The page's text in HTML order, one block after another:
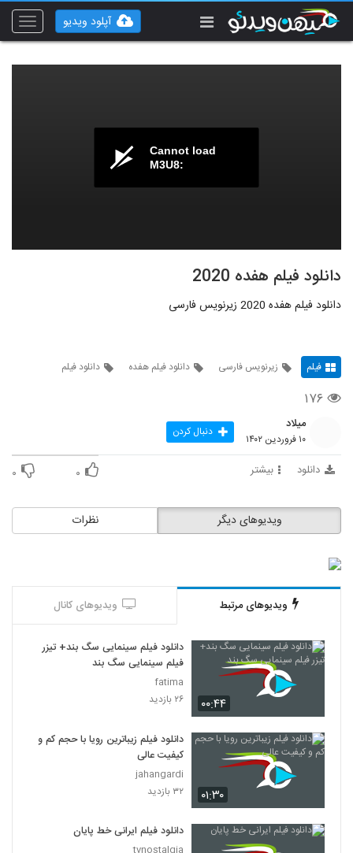
Toggle
آپلود ویدیو
Cannot load
M3U8:
دانلود فیلم هفده 2020
دانلود فیلم هفده 2020 زیرنویس فارسی
فیلم زیرنویس فارسی دانلود فیلم هفده دانلود فیلم
۱۷۶
میلاد
۱۰ فروردین ۱۴۰۲ دنبال کردن
دانلود بیشتر ۰ ۰
نظرات ویدیوهای دیگر
ویدیوهای مرتبط ویدیوهای کانال
۰۰:۴۴
دانلود فیلم سینمایی سگ بند+ تیزر
فیلم سینمایی سگ بند
fatima
۲۶ بازدید
۰۱:۳۰
دانلود فیلم زیباترین رویا با حجم کم و
کیفیت عالی
jahangardi
۳۲ بازدید
دانلود فیلم ایرانی خط پایان
tvnostalgia